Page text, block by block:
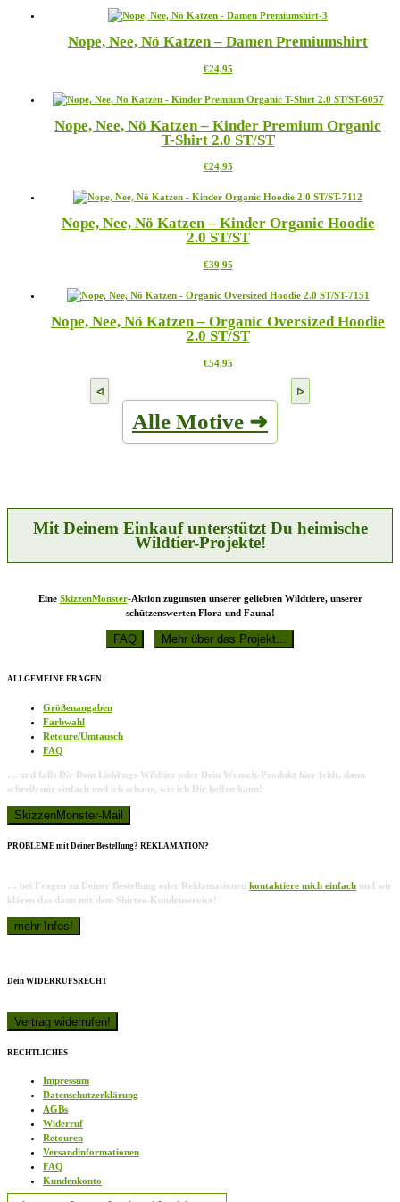
auf
Produktseite
werden
weist
Varianten
Die
können
der
Produktseite
werden
Nope, Nee, Nö Katzen – Damen Premiumshirt
€24,95Dieses
weist
Varianten
auf.
Optionen
auf
Produktseite
gewählt
Nope, Nee, Nö Katzen – Kinder Premium Organic
T-Shirt 2.0 ST/ST
€24,95Dieses
weist
Varianten
auf.
Optionen
auf
Produktseite
gewählt
Nope, Nee, Nö Katzen – Kinder Organic Hoodie
2.0 ST/ST
€39,95Dieses
weist
Varianten
auf.
Optionen
Produktseite
gewählt
Nope, Nee, Nö Katzen – Organic Oversized Hoodie
2.0 ST/ST
€54,95Dieses
Varianten
auf.
Produktseite
gewählt
werden
Alle Motive ➜
Mit Deinem Einkauf unterstützt Du heimische
Wildtier-Projekte!
Eine SkizzenMonster-Aktion zugunsten unserer geliebten Wildtiere, unserer
schützenswerten Flora und Fauna!
ALLGEMEINE FRAGEN
Größenangaben
Farbwahl
Retoure/Umtausch
FAQ
… und falls Dir Dein Lieblings-Wildtier oder Dein Wunsch-Produkt hier fehlt, dann
schreib mir einfach und ich schaue, wie ich Dir helfen kann!
PROBLEME mit Deiner Bestellung? REKLAMATION?
… bei Fragen zu Deiner Bestellung oder Reklamationen kontaktiere mich einfach und wir
klären das dann mit dem Shirtee-Kundenservice!
Dein WIDERRUFSRECHT
RECHTLICHES
Impressum
Datenschutzerklärung
AGBs
Widerruf
Retouren
Versandinformationen
FAQ
Kundenkonto